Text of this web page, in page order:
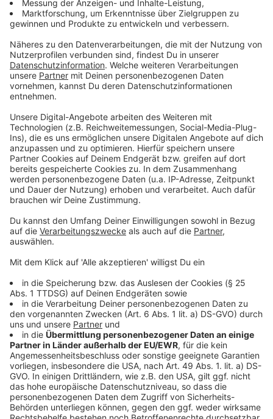
Der Schulverein fordert deswegen jetzt einen
gemeinsamen Dialog, in dem man jetzt schon die
Planung für das nächste Jahr angeht. Die Stadt hat
einem gemeinsamen Austausch jetzt zugestimmt, um
die Tradition der Martinszüge zu erhalten.
Anzeige
Weitere Meldungen aus unserer Stadt
Anzeige
Leverkusen: Bauausschuss ändert Friedhofssatzung
Wanderausstellung zu Gewalt an Frauen in Leverkusen
Kontrollen in Leverkusen: viele Verstöße aufgedeckt
Anzeige
Anzeige